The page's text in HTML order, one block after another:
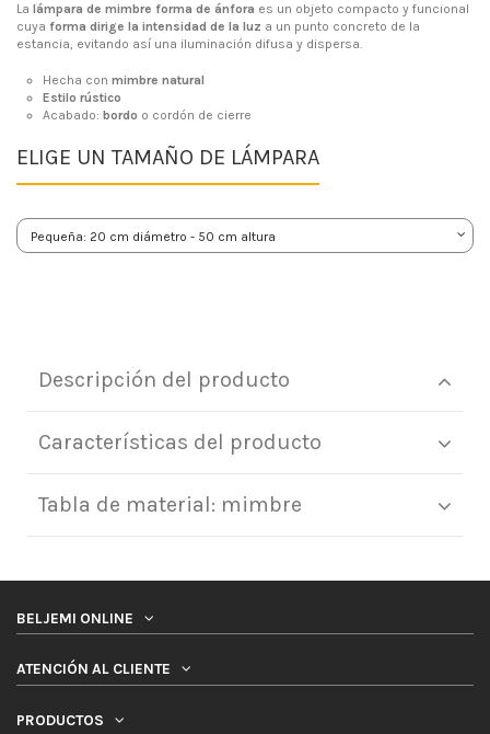
La lámpara de mimbre forma de ánfora es un objeto compacto y funcional
cuya forma dirige la intensidad de la luz a un punto concreto de la
estancia, evitando así una iluminación difusa y dispersa.
Hecha con mimbre natural
Estilo rústico
Acabado: bordo o cordón de cierre
ELIGE UN TAMAÑO DE LÁMPARA
Descripción del producto
Características del producto
Tabla de material: mimbre
BELJEMI ONLINE
ATENCIÓN AL CLIENTE
PRODUCTOS